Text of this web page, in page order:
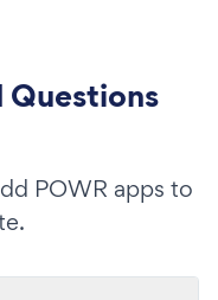
Questions
POWR apps to